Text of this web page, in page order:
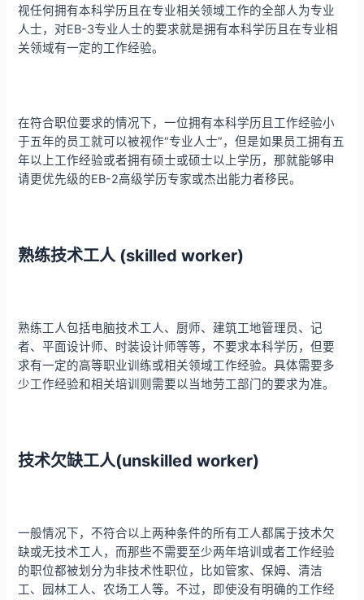
视任何拥有本科学历且在专业相关领域工作的全部人为专业
人士，对EB-3专业人士的要求就是拥有本科学历且在专业相
关领域有一定的工作经验。
在符合职位要求的情况下，一位拥有本科学历且工作经验小
于五年的员工就可以被视作“专业人士”，但是如果员工拥有五
年以上工作经验或者拥有硕士或硕士以上学历，那就能够申
请更优先级的EB-2高级学历专家或杰出能力者移民。
熟练技术工人 (skilled worker)
熟练工人包括电脑技术工人、厨师、建筑工地管理员、记
者、平面设计师、时装设计师等等，不要求本科学历，但要
求有一定的高等职业训练或相关领域工作经验。具体需要多
少工作经验和相关培训则需要以当地劳工部门的要求为准。
技术欠缺工人(unskilled worker)
一般情况下，不符合以上两种条件的所有工人都属于技术欠
缺或无技术工人，而那些不需要至少两年培训或者工作经验
的职位都被划分为非技术性职位，比如管家、保姆、清洁
工、园林工人、农场工人等。不过，即使没有明确的工作经